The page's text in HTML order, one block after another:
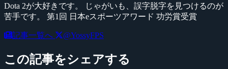
Dota 2が大好きです。 じゃがいも、誤字脱字を見つけるのが
苦手です。 第1回 日本eスポーツアワード 功労賞受賞
記事一覧へ @YossyFPS
この記事をシェアする